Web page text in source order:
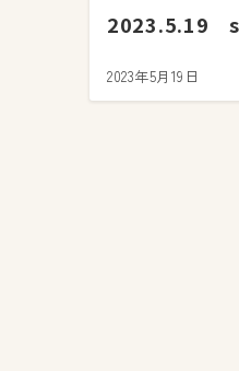
2023.5.19
2023年5月19日